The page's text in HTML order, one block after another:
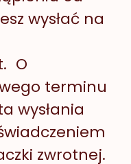
wysłać na
O
terminu
wysłania
zwrotnej.